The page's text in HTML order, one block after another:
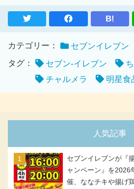
B!
カテゴリー：
セブンイレブン
タグ：
セブン-イレブン
チャルメラ
明星食
人気記事
セブンイレブンが『
ャンペーン』を2026
催、ななチキや揚げ